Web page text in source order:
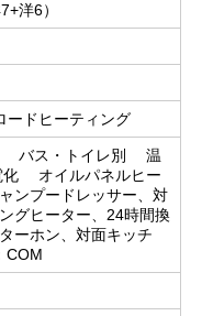
洋6）
ードヒーティング
バス・トイレ別 温
オイルパネルヒー
ンプードレッサー、対
グヒーター、24時間換
ーホン、対面キッチ
COM